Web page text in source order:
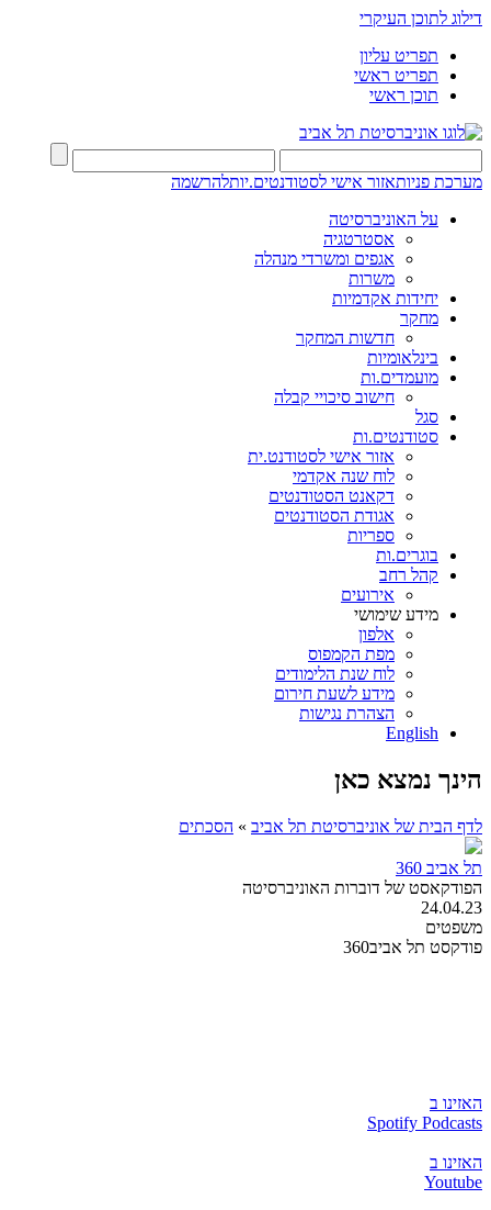
דילוג לתוכן העיקרי
תפריט עליון
תפריט ראשי
תוכן ראשי
מערכת פניותאזור אישי לסטודנטים.יותלהרשמה
על האוניברסיטה
אסטרטגיה
אגפים ומשרדי מנהלה
משרות
יחידות אקדמיות
מחקר
חדשות המחקר
בינלאומיות
מועמדים.ות
חישוב סיכויי קבלה
סגל
סטודנטים.ות
אזור אישי לסטודנט.ית
לוח שנה אקדמי
דקאנט הסטודנטים
אגודת הסטודנטים
ספריות
בוגרים.ות
קהל רחב
אירועים
מידע שימושי
אלפון
מפת הקמפוס
לוח שנת הלימודים
מידע לשעת חירום
הצהרת נגישות
English
הינך נמצא כאן
לדף הבית של אוניברסיטת תל אביב » הסכתים
תל אביב 360
הפודקאסט של דוברות האוניברסיטה
24.04.23
משפטים
פודקסט תל אביב360
האזינו ב
Spotify Podcasts
האזינו ב
Youtube